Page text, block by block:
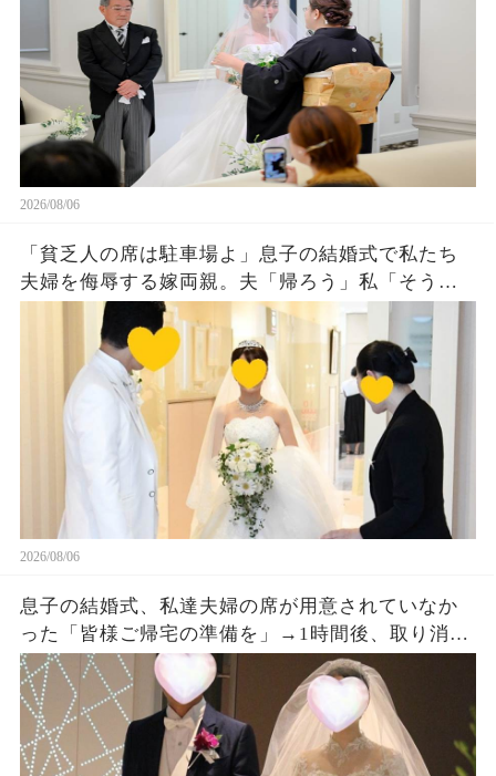
ラペラ話した結果
2026/08/06
「貧乏人の席は駐車場よ」息子の結婚式で私たち
夫婦を侮辱する嫁両親。夫「帰ろう」私「そう
ね…」翌日、ある衝撃の事実を知った嫁両親から
大量着信が…w
2026/08/06
息子の結婚式、私達夫婦の席が用意されていなか
った「皆様ご帰宅の準備を」→1時間後、取り消し
になった結婚式に息子夫婦は半狂乱になった